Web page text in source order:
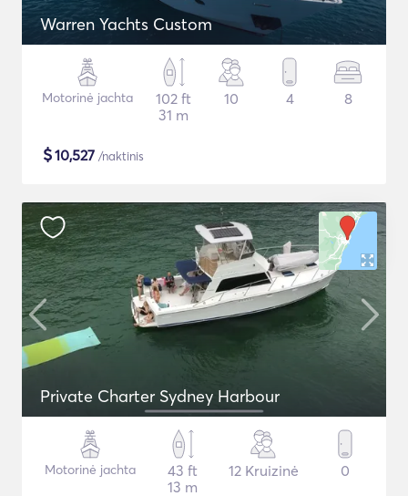
Warren Yachts Custom
Motorinė jachta
102 ft
31 m
10 4 8
$10,527 /naktinis
Private Charter Sydney Harbour
Motorinė jachta
43 ft
13 m
12 Kruizinė 0